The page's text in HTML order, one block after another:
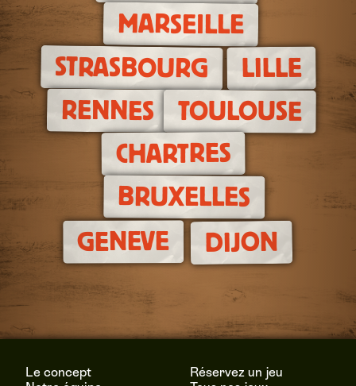
MARSEILLE
STRASBOURG LILLE
RENNES TOULOUSE
CHARTRES
BRUXELLES
GENEVE DIJON
Le concept
Réservez un jeu